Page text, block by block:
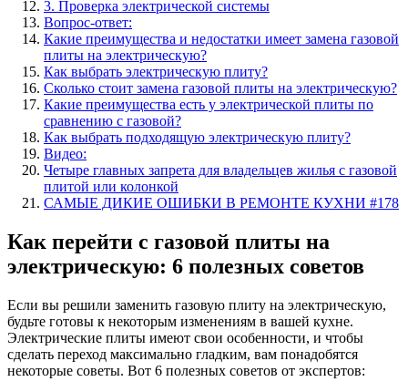
3. Проверка электрической системы
Вопрос-ответ:
Какие преимущества и недостатки имеет замена газовой
плиты на электрическую?
Как выбрать электрическую плиту?
Сколько стоит замена газовой плиты на электрическую?
Какие преимущества есть у электрической плиты по
сравнению с газовой?
Как выбрать подходящую электрическую плиту?
Видео:
Четыре главных запрета для владельцев жилья с газовой
плитой или колонкой
САМЫЕ ДИКИЕ ОШИБКИ В РЕМОНТЕ КУХНИ #178
Как перейти с газовой плиты на
электрическую: 6 полезных советов
Если вы решили заменить газовую плиту на электрическую,
будьте готовы к некоторым изменениям в вашей кухне.
Электрические плиты имеют свои особенности, и чтобы
сделать переход максимально гладким, вам понадобятся
некоторые советы. Вот 6 полезных советов от экспертов: